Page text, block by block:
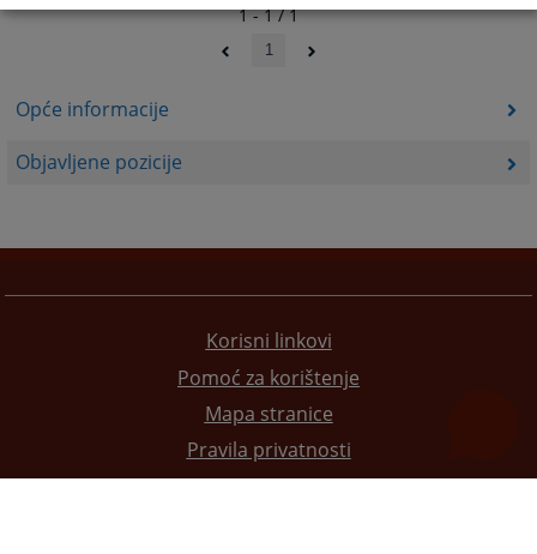
Opće informacije
Objavljene pozicije
1 - 1 / 1
1
Korisni linkovi
Pomoć za korištenje
Mapa stranice
Pravila privatnosti